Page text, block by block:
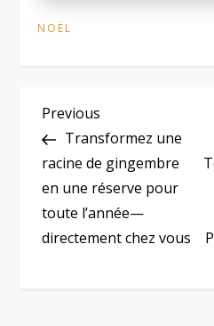
NOËL
N
a
v
i
Previous
Post
Previous
Transformez une
racine de gingembre
en une réserve pour
toute l’année—
directement chez vous